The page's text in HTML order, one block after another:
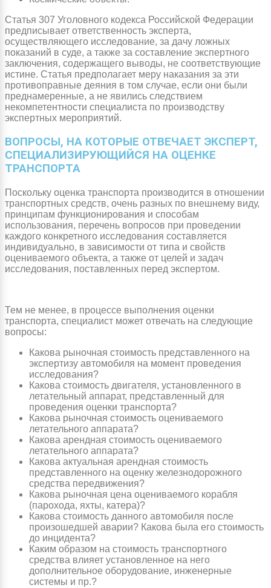
Статья 307 Уголовного кодекса Российской Федерации
предписывает ответственность эксперта,
осуществляющего исследование, за дачу ложных
показаний в суде, а также за составление экспертного
заключения, содержащего выводы, не соответствующие
истине. Статья предполагает меру наказания за эти
противоправные деяния в том случае, если они были
преднамеренные, а не явились следствием
некомпетентности специалиста по производству
экспертных мероприятий.
ВОПРОСЫ, НА КОТОРЫЕ ОТВЕЧАЕТ ЭКСПЕРТ,
СПЕЦИАЛИЗИРУЮЩИЙСЯ НА ОЦЕНКЕ
ТРАНСПОРТА
Поскольку оценка транспорта производится в отношении
транспортных средств, очень разных по внешнему виду,
принципам функционирования и способам
использования, перечень вопросов при проведении
каждого конкретного исследования составляется
индивидуально, в зависимости от типа и свойств
оцениваемого объекта, а также от целей и задач
исследования, поставленных перед экспертом.
Тем не менее, в процессе выполнения оценки
транспорта, специалист может отвечать на следующие
вопросы:
Какова рыночная стоимость представленного на
экспертизу автомобиля на момент проведения
исследования?
Какова стоимость двигателя, установленного в
летательный аппарат, представленный для
проведения оценки транспорта?
Какова рыночная стоимость оцениваемого
летательного аппарата?
Какова арендная стоимость оцениваемого
летательного аппарата?
Какова актуальная арендная стоимость
представленного на оценку железнодорожного
средства передвижения?
Какова рыночная цена оцениваемого корабля
(парохода, яхты, катера)?
Какова стоимость данного автомобиля после
произошедшей аварии? Какова была его стоимость
до инцидента?
Каким образом на стоимость транспортного
средства влияет установленное на него
дополнительное оборудование, инженерные
системы и пр.?